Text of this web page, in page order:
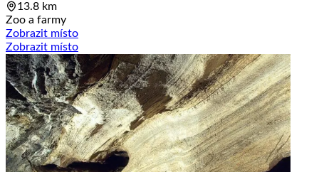
13.8 km
Zoo a farmy
Zobrazit místo
Zobrazit místo